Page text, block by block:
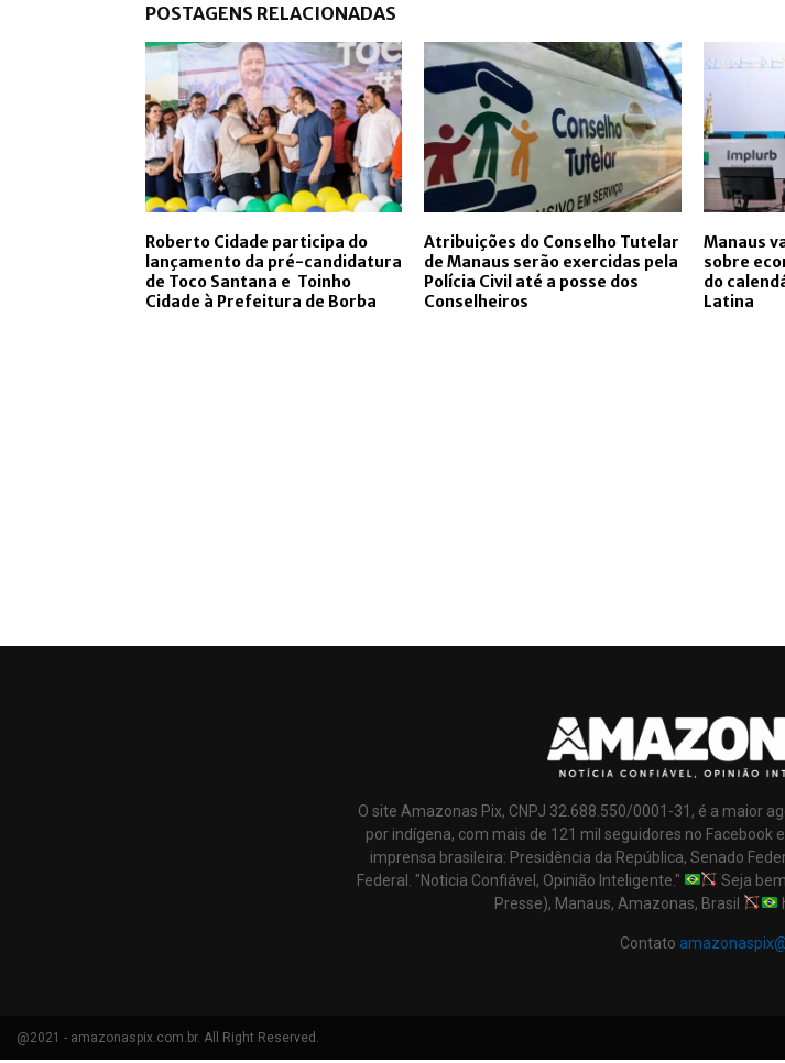
POSTAGENS RELACIONADAS
Roberto Cidade participa do
lançamento da pré-candidatura
de Toco Santana e Toinho
Cidade à Prefeitura de Borba
Atribuições do Conselho Tutelar
de Manaus serão exercidas pela
Polícia Civil até a posse dos
Conselheiros
Manaus
sobre
do
Latina
O site Amazonas Pix, CNPJ 32.688.550/0001-31, é a maior
por indígena, com mais de 121 mil seguidores no Facebook
imprensa brasileira: Presidência da República, Senado
Federal. "Noticia Confiável, Opinião Inteligente."
Seja
Presse), Manaus, Amazonas, Brasil
Contato
@2021 - amazonaspix.com.br. All Right Reserved.